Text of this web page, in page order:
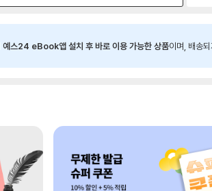
예스24 eBook앱 설치 후 바로 이용 가능한 상품이며, 배송